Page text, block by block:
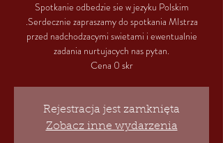
Spotkanie odbedzie sie w jezyku Polskim
.Serdecznie zapraszamy do spotkania MIstrza
przed nadchodzacymi swietami i ewentualnie
zadania nurtujacych nas pytan.
Cena 0 skr
Rejestracja jest zamknięta
Zobacz inne wydarzenia